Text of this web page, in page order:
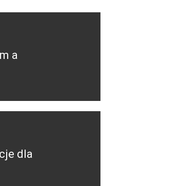
a
dla